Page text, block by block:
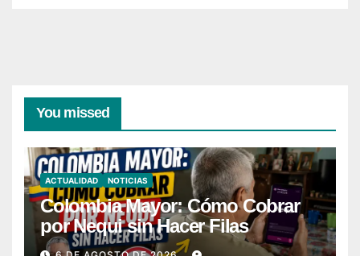
You missed
ACTUALIDAD NOTICIAS
Colombia Mayor: Cómo Cobrar
por Nequi sin Hacer Filas